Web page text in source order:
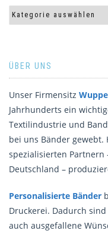
ÜBER UNS
Unser Firmensitz
Jahrhunderts ein
Textilindustrie und
bei uns Bänder gewebt.
spezialisierten Partnern
Deutschland –
Personalisierte Bänder
Druckerei. Dadurch
auch ausgefallene